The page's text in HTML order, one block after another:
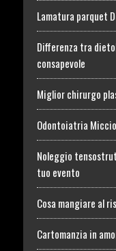
Lamatura parquet
Differenza tra
consapevole
Miglior chirurgo
Odontoiatria Miccio
Noleggio
tuo evento
Cosa mangiare al
Cartomanzia in